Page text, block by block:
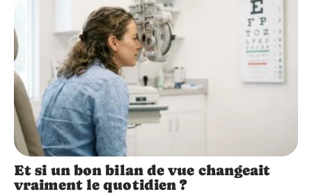
Et si un bon bilan de vue changeait
vraiment le quotidien ?